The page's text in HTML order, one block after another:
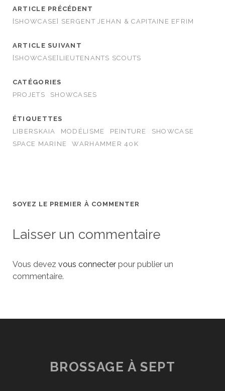
ARTICLE PRÉCÉDENT
[SHOWCASE] SERGENT JEHAN & CAPITAINE EFRIM
ARTICLE SUIVANT
[SHOWCASE]LIEUTENANTS SCOUTS
CATÉGORIES
PROJETS
SHOWCASES
ÉTIQUETTES
LIBERSKAIA
MODÉLISME PEINTURE
SHOWCASE
SPACE MARINE
WARHAMMER 40K
SOYEZ LE PREMIER À COMMENTER
Laisser un commentaire
Vous devez vous connecterpour publier un
commentaire.
BROSSAGE À SEPT